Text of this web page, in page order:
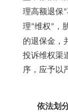
理高额退保”
理“维权” ，
的退保金，
投诉维权渠
序，应予以
依法划